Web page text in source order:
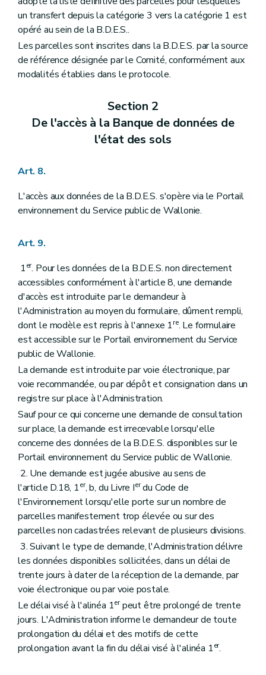
un transfert depuis la catégorie 3 vers la catégorie 1 est
opéré au sein de la B.D.E.S..
Les parcelles sont inscrites dans la B.D.E.S. par la source
de référence désignée par le Comité, conformément aux
modalités établies dans le protocole.
Section 2
De l'accès à la Banque de données de
l'état des sols
Art. 8.
L'accès aux données de la B.D.E.S. s'opère via le Portail
environnement du Service public de Wallonie.
Art. 9.
1er. Pour les données de la B.D.E.S. non directement
accessibles conformément à l'article 8, une demande
d'accès est introduite par le demandeur à
l'Administration au moyen du formulaire, dûment rempli,
dont le modèle est repris à l'annexe 1re. Le formulaire
est accessible sur le Portail environnement du Service
public de Wallonie.
La demande est introduite par voie électronique, par
voie recommandée, ou par dépôt et consignation dans un
registre sur place à l'Administration.
Sauf pour ce qui concerne une demande de consultation
sur place, la demande est irrecevable lorsqu'elle
concerne des données de la B.D.E.S. disponibles sur le
Portail environnement du Service public de Wallonie.
2. Une demande est jugée abusive au sens de
l'article D.18, 1er, b, du Livre Ierdu Code de
l'Environnement lorsqu'elle porte sur un nombre de
parcelles manifestement trop élevée ou sur des
parcelles non cadastrées relevant de plusieurs divisions.
3. Suivant le type de demande, l'Administration délivre
les données disponibles sollicitées, dans un délai de
trente jours à dater de la réception de la demande, par
voie électronique ou par voie postale.
Le délai visé à l'alinéa 1erpeut être prolongé de trente
jours. L'Administration informe le demandeur de toute
prolongation du délai et des motifs de cette
prolongation avant la fin du délai visé à l'alinéa 1er.